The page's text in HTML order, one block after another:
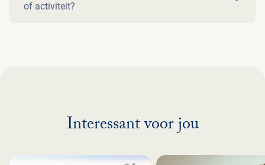
of activiteit?
Interessant voor jou